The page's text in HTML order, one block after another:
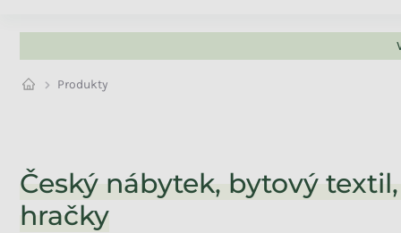
Produkty
Akce
Český nábytek, bytový
hračky